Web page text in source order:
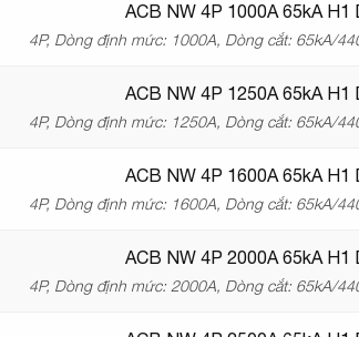
ACB NW 4P 1000A 65kA H1
4P, Dòng định mức: 1000A, Dòng cắt: 65kA/
ACB NW 4P 1250A 65kA H1
4P, Dòng định mức: 1250A, Dòng cắt: 65kA/
ACB NW 4P 1600A 65kA H1
4P, Dòng định mức: 1600A, Dòng cắt: 65kA/
ACB NW 4P 2000A 65kA H1
4P, Dòng định mức: 2000A, Dòng cắt: 65kA/